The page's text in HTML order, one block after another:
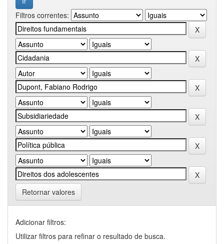
Filtros correntes:
Retornar valores
Adicionar filtros:
Utilizar filtros para refinar o resultado de busca.